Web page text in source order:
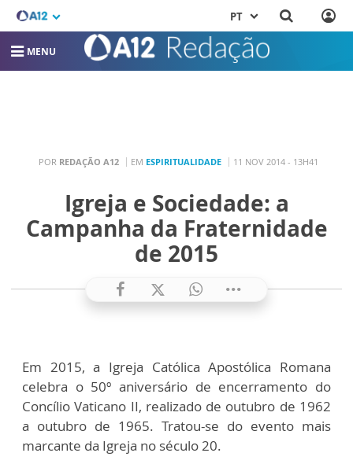
PT
MENU
POR REDAÇÃO A12 EM ESPIRITUALIDADE 11 NOV 2014 - 13H41
Igreja e Sociedade: a
Campanha da Fraternidade
de 2015
Em 2015, a Igreja Católica Apostólica Romana
celebra o 50º aniversário de encerramento do
Concílio Vaticano II, realizado de outubro de 1962
a outubro de 1965. Tratou-se do evento mais
marcante da Igreja no século 20.